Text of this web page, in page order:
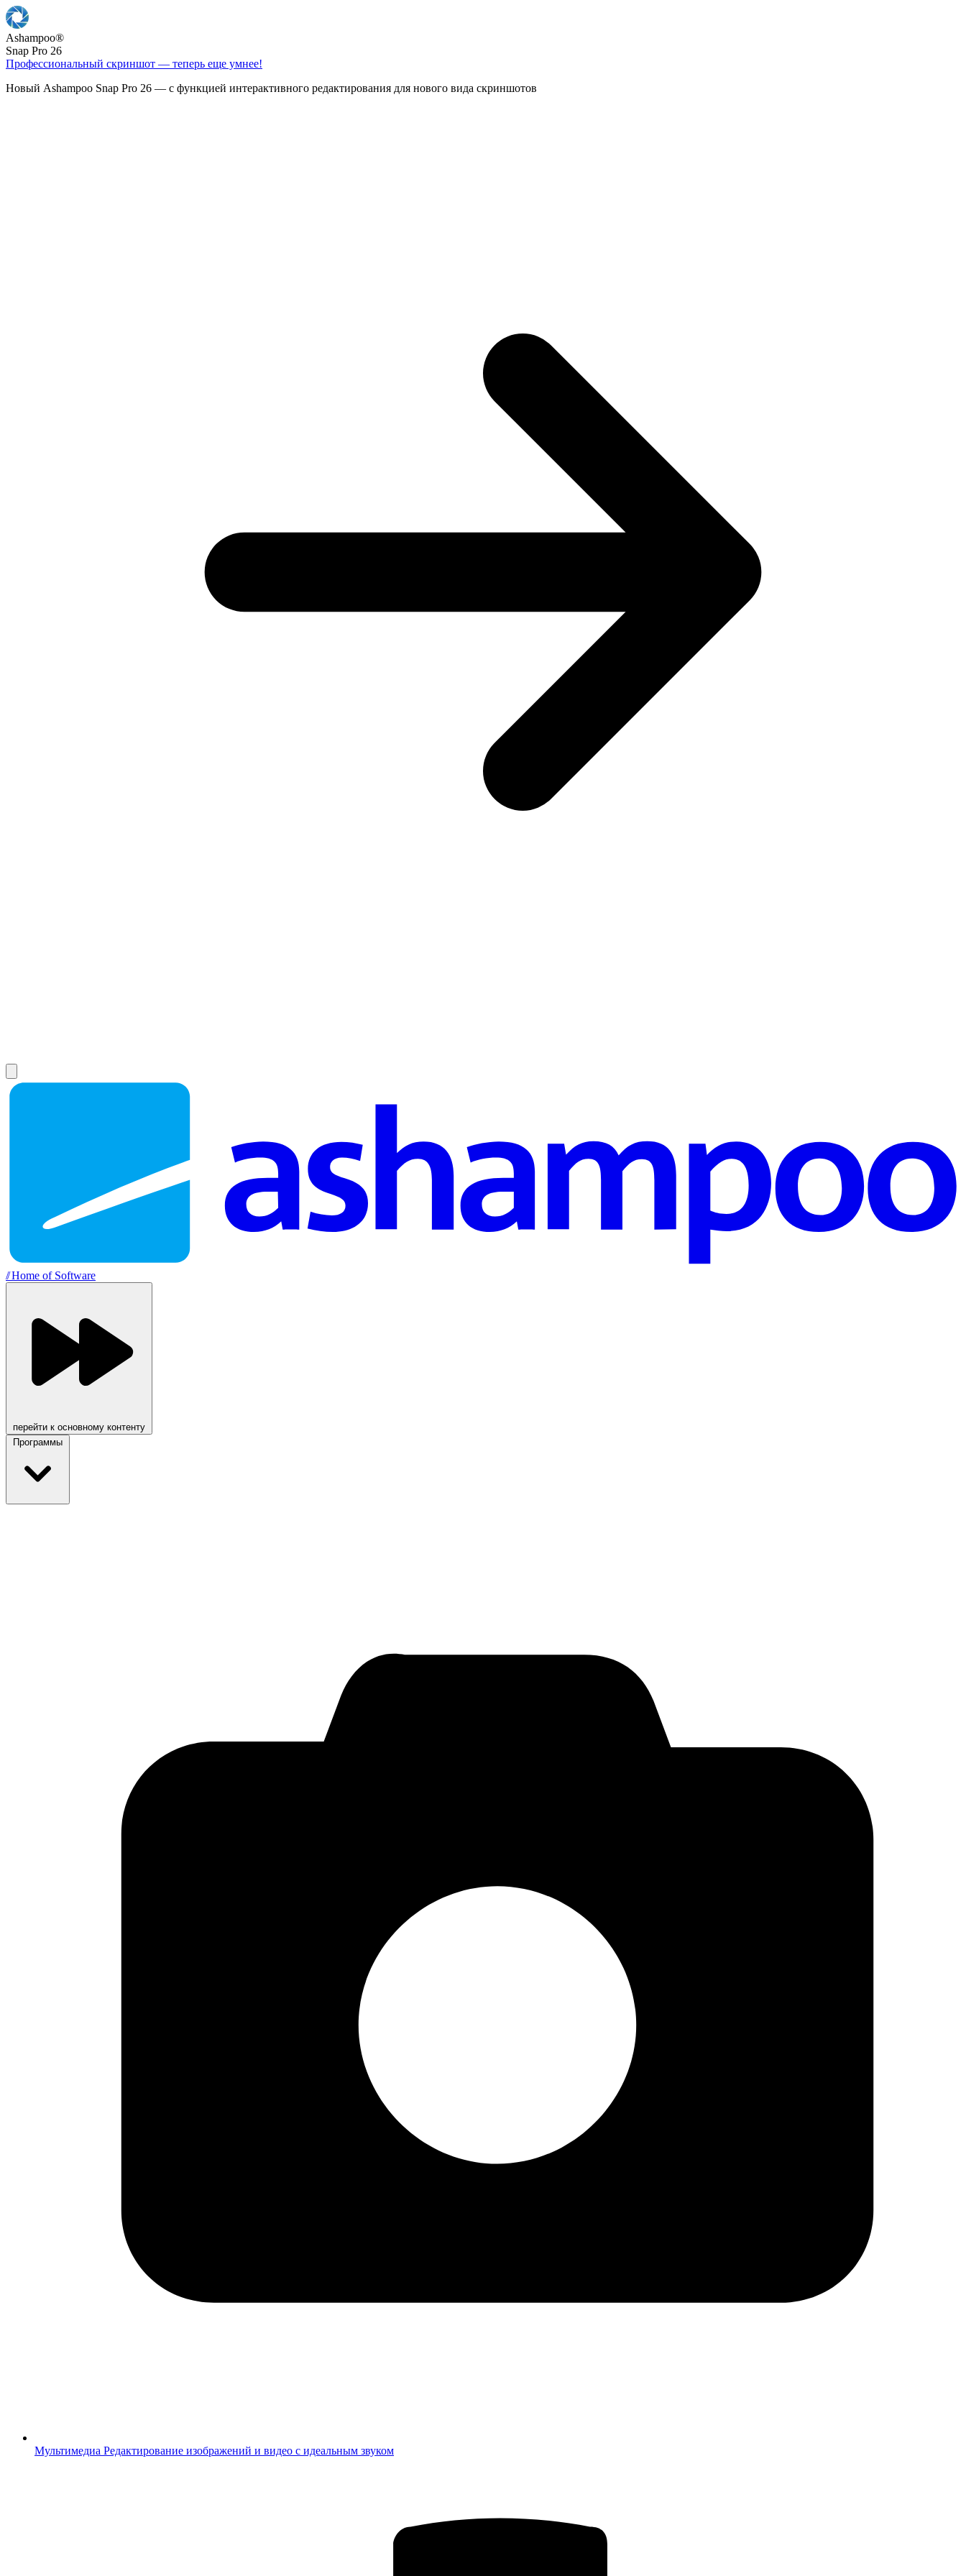
Ashampoo®
Snap Pro 26
Профессиональный скриншот — теперь еще умнее!
Новый Ashampoo Snap Pro 26 — с функцией интерактивного редактирования для нового вида скриншотов
//Home of Software
перейти к основному контенту
Программы
Мультимедиа Редактирование изображений и видео с идеальным звуком